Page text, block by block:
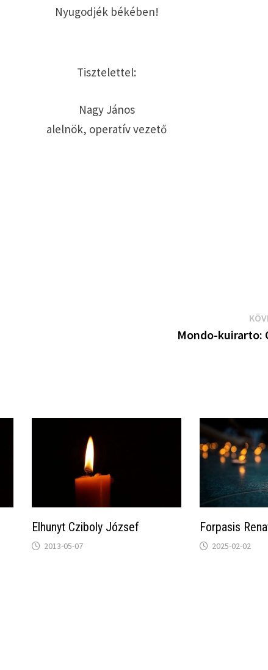
Nyugodjék békében!
Tisztelettel:
Nagy János
alelnök, operatív vezető
Mondo-kuirarto:
Elhunyt Cziboly József
2013-05-07
Forpasis
2025-02-02